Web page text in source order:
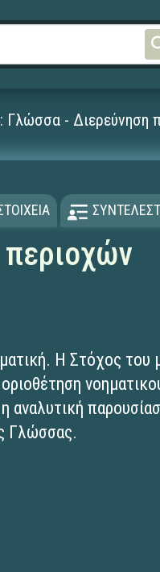
Γλώσσα - Διερεύνηση
Η Στόχος του
οριοθέτηση
αναλυτική
Γλώσσας.